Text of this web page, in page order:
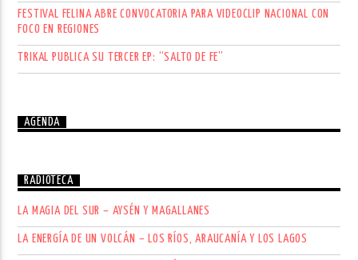
FESTIVAL FELINA ABRE CONVOCATORIA PARA VIDEOCLIP NACIONAL CON
FOCO EN REGIONES
TRIKAL PUBLICA SU TERCER EP: “SALTO DE FE”
AGENDA
RADIOTECA
LA MAGIA DEL SUR – AYSÉN Y MAGALLANES
LA ENERGÍA DE UN VOLCÁN – LOS RÍOS, ARAUCANÍA Y LOS LAGOS